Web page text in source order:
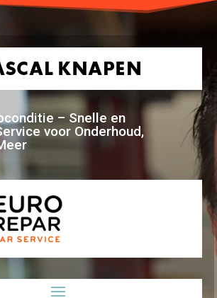
– Snelle en
voor Onderhoud,